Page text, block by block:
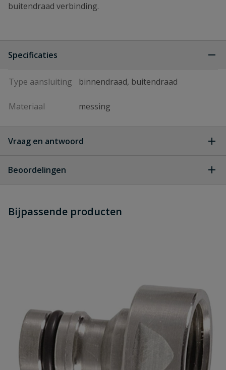
buitendraad verbinding.
Specificaties
Type aansluiting binnendraad, buitendraad
Materiaal messing
Vraag en antwoord
dit product?
Beoordelingen
Schrijf zelf een beoordeling
Naam
Bijpassende producten